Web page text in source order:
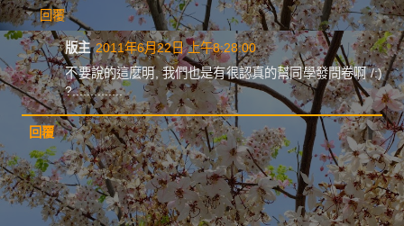
回覆
版主 2011年6月22日 上午8:28:00
不要說的這麼明, 我們也是有很認真的幫同學發問卷啊 /:)
?..............
回覆